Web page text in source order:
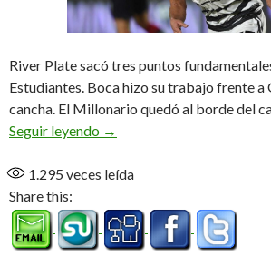
River Plate sacó tres puntos
Estudiantes. Boca hizo su trabajo frente a
cancha. El Millonario quedó al borde del
Seguir leyendo
Match point
→
1.295 veces leída
Share this: